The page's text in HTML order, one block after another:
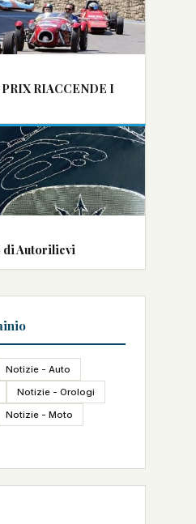
RIACCENDE I
di Autorilievi
Notizie - Auto
Notizie - Orologi
Notizie - Moto